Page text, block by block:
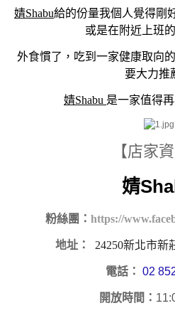
婧Shabu給的份量我個人覺得剛
或是在附近上班
外食慣了，吃到一家健康取向
要大力推
婧Shabu 是一家值得
【店家資
婧
粉絲團： https://
地址： 24250新北市新
電話： 02
開放時間：